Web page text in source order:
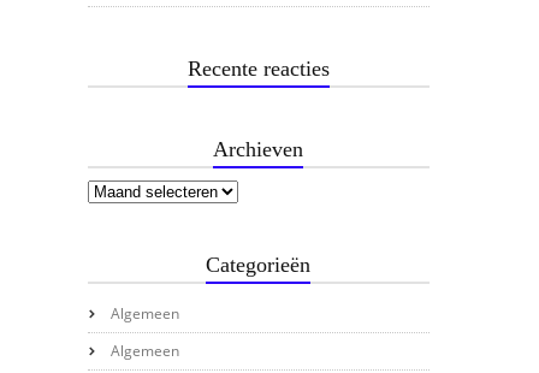
Recente reacties
Archieven
Categorieën
Algemeen
Algemeen